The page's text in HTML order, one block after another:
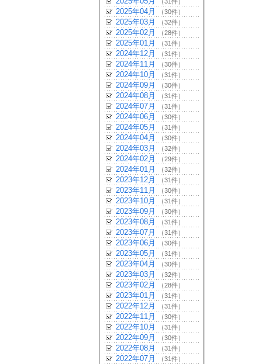
2025年04月 （30件）
2025年03月 （32件）
2025年02月 （28件）
2025年01月 （31件）
2024年12月 （31件）
2024年11月 （30件）
2024年10月 （31件）
2024年09月 （30件）
2024年08月 （31件）
2024年07月 （31件）
2024年06月 （30件）
2024年05月 （31件）
2024年04月 （30件）
2024年03月 （32件）
2024年02月 （29件）
2024年01月 （32件）
2023年12月 （31件）
2023年11月 （30件）
2023年10月 （31件）
2023年09月 （30件）
2023年08月 （31件）
2023年07月 （31件）
2023年06月 （30件）
2023年05月 （31件）
2023年04月 （30件）
2023年03月 （32件）
2023年02月 （28件）
2023年01月 （31件）
2022年12月 （31件）
2022年11月 （30件）
2022年10月 （31件）
2022年09月 （30件）
2022年08月 （31件）
2022年07月 （31件）